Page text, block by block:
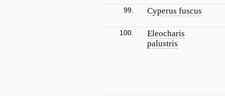
99. Cyperus fuscus
100.
Eleocharis
palustris